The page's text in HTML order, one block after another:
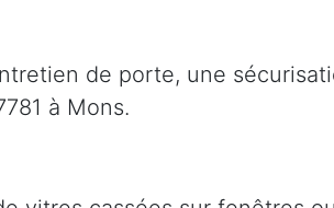
de porte, une
à Mons.